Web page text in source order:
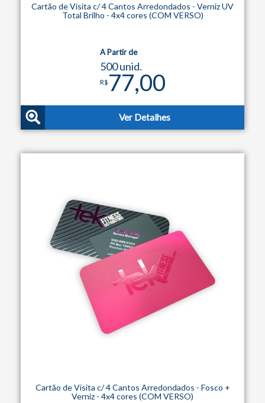
Cartão de Visita c/ 4 Cantos Arredondados - Verniz UV
Total Brilho - 4x4 cores (COM VERSO)
A Partir de
500 unid.
R$ 77,00
Ver Detalhes
Cartão de Visita c/ 4 Cantos Arredondados - Fosco +
Verniz - 4x4 cores (COM VERSO)